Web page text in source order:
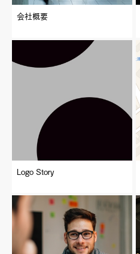
会社概要
Logo Story